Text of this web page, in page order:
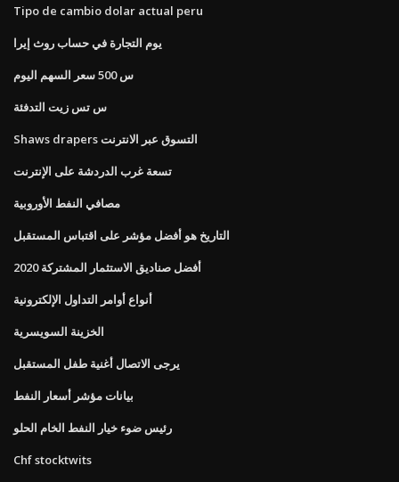
Tipo de cambio dolar actual peru
يوم التجارة في حساب روث إيرا
س 500 سعر السهم اليوم
س تس زيت التدفئة
Shaws drapers التسوق عبر الانترنت
تسعة غرب الدردشة على الإنترنت
مصافي النفط الأوروبية
التاريخ هو أفضل مؤشر على اقتباس المستقبل
أفضل صناديق الاستثمار المشتركة 2020
أنواع أوامر التداول الإلكترونية
الخزينة السويسرية
يرجى الاتصال أغنية طفل المستقبل
بيانات مؤشر أسعار النفط
رئيس ضوء خيار النفط الخام الحلو
Chf stocktwits